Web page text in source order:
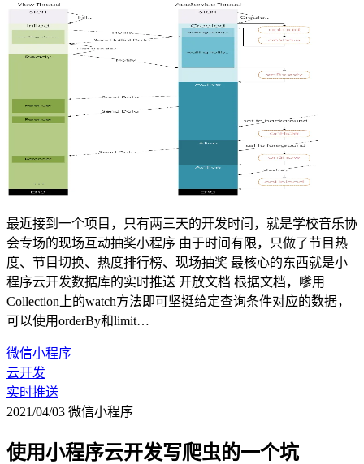
最近接到一个项目，只有两三天的开发时间，就是学校音乐协
会专场的现场互动抽奖小程序 由于时间有限，只做了节目热
度、节目切换、热度排行榜、现场抽奖 最核心的东西就是小
程序云开发数据库的实时推送 开放文档 根据文档，嗲用
Collection上的watch方法即可坚挺给定查询条件对应的数据，
可以使用orderBy和limit…
微信小程序
云开发
实时推送
2021/04/03 微信小程序
使用小程序云开发写爬虫的一个坑